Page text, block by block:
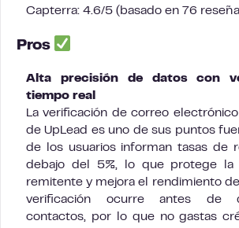
Capterra: 4.6/5 (basado en 76
Pros
Alta precisión de datos con
tiempo real
La verificación de correo
de UpLead es uno de sus puntos
de los usuarios informan tasas de
debajo del 5%, lo que protege la
remitente y mejora el rendimiento
verificación ocurre antes de
contactos, por lo que no gastas